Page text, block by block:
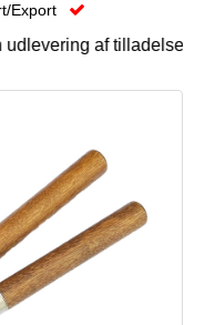
Export
udlevering af